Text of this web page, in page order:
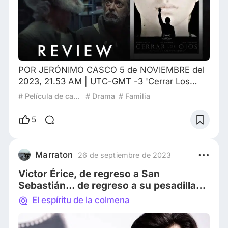
POR JERÓNIMO CASCO 5 de NOVIEMBRE del
2023, 21.53 AM | UTC-GMT -3 'Cerrar Los
Ojos' es el regreso triunfante que Víctor Erice
dejado deslizar por nuestras frágiles cabezas la
es el particular caso de Víctor Erice,
reconocido director español que tras más de
30 años
# Película de carretera # Drama # Familia
5
Marraton 26 de septiembre de 2023
Victor Érice, de regreso a San
Sebastián... de regreso a su pesadilla
infantil
El espíritu de la colmena